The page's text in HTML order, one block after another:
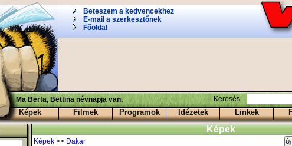
Beteszem a kedvencekhez
E-mail a szerkesztőnek
Főoldal
Ma Berta, Bettina névnapja van. Keresés:
Képek Filmek Programok Idézetek Linkek
Képek
Képek>> Dakar